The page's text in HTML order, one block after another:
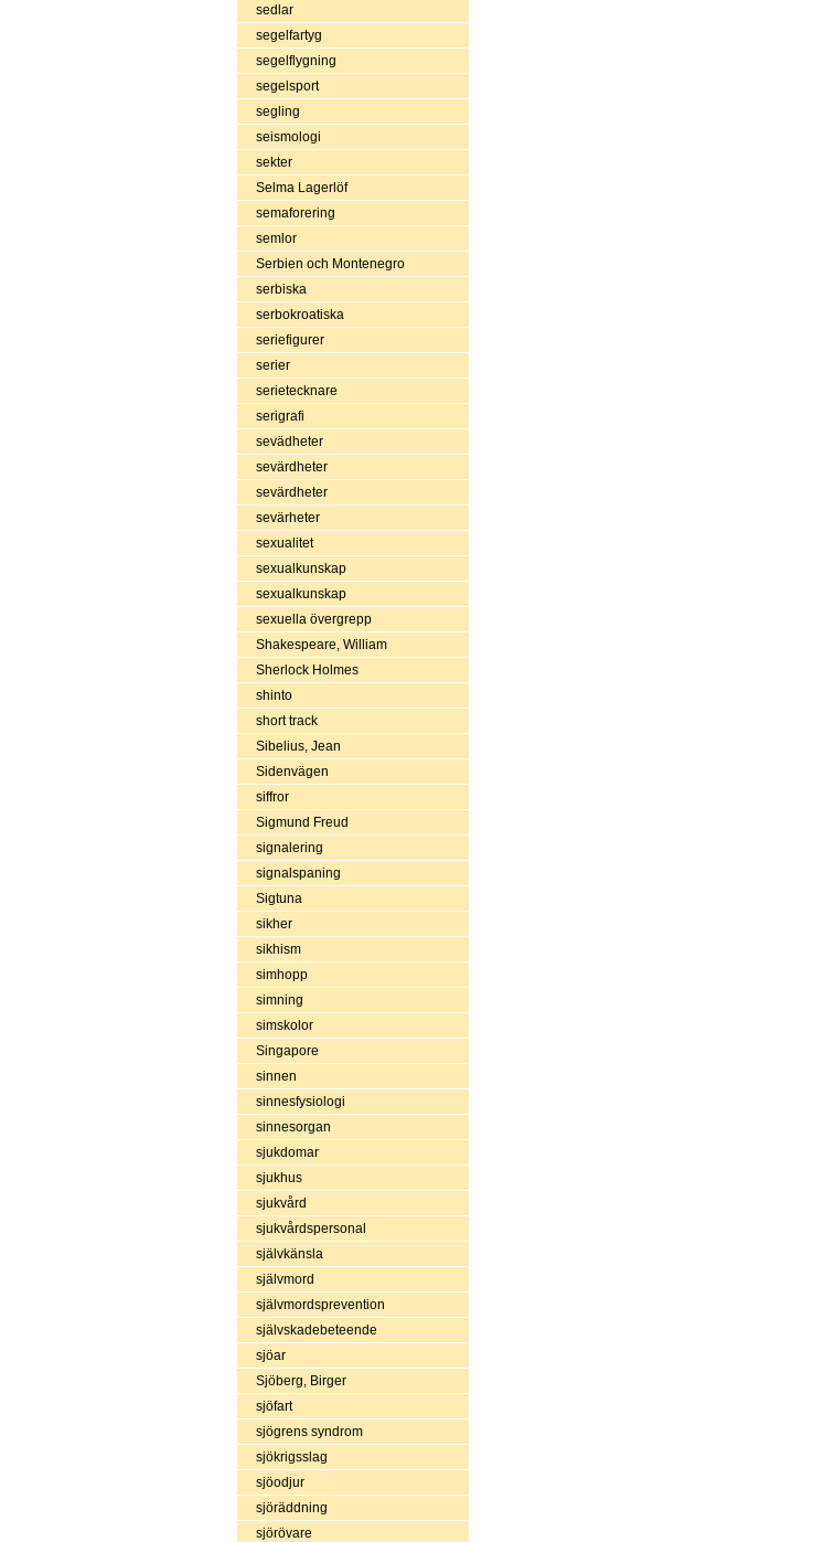
sedlar
segelfartyg
segelflygning
segelsport
segling
seismologi
sekter
Selma Lagerlöf
semaforering
semlor
Serbien och Montenegro
serbiska
serbokroatiska
seriefigurer
serier
serietecknare
serigrafi
sevädheter
sevärdheter
sevärdheter
sevärheter
sexualitet
sexualkunskap
sexualkunskap
sexuella övergrepp
Shakespeare, William
Sherlock Holmes
shinto
short track
Sibelius, Jean
Sidenvägen
siffror
Sigmund Freud
signalering
signalspaning
Sigtuna
sikher
sikhism
simhopp
simning
simskolor
Singapore
sinnen
sinnesfysiologi
sinnesorgan
sjukdomar
sjukhus
sjukvård
sjukvårdspersonal
självkänsla
självmord
självmordsprevention
självskadebeteende
sjöar
Sjöberg, Birger
sjöfart
sjögrens syndrom
sjökrigsslag
sjöodjur
sjöräddning
sjörövare